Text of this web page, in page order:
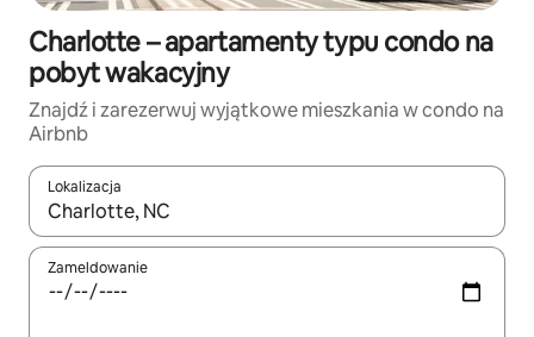
Charlotte – apartamenty typu condo na
pobyt wakacyjny
Znajdź i zarezerwuj wyjątkowe mieszkania w condo na
Airbnb
Lokalizacja
Gdy wyniki będą dostępne, możesz poruszać się po nich za
Zameldowanie